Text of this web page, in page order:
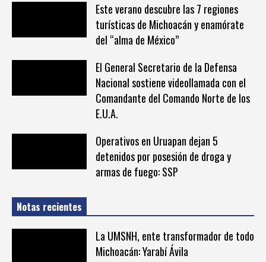
Este verano descubre las 7 regiones
turísticas de Michoacán y enamórate
del “alma de México”
El General Secretario de la Defensa
Nacional sostiene videollamada con el
Comandante del Comando Norte de los
E.U.A.
Operativos en Uruapan dejan 5
detenidos por posesión de droga y
armas de fuego: SSP
Notas recientes
La UMSNH, ente transformador de todo
Michoacán: Yarabí Ávila